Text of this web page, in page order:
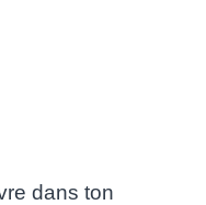
dans ton